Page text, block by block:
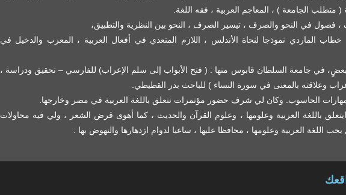
( متطلب الجامعة ) ، المعاجم العربية ، فقه اللغة.
في النحو والصرف ، تيسير الصرف ، النحو بين النظرية والتطبيق،
الماردي نموذجا لنحاة الأندلس ، اللازم المتعدي في أفعال العربية ، المعرب والدخيل في
في جامعة السلطان قابوس منها : ( فتح الأبواب إلى سلم الإعراب) للفارسي – تحقيق ودراسة ،
وعلاقته بالمعنى في سورة النساء ) للباحث بدر القطيطي.
، ومهارات الحاسوب. وكان لي شرف حضور مؤتمرات تتعلق باللغة العربية في مصر وخارجها.
باللغة العربية وعلومها ، وعلوم القرآن والحديث ، كما أهوى قرض الشعر ، ولي فيه محاولات
العربية وعلومها ، محافظا عليها ، ساعيا لدوام ازدهارها والنهوض بها .